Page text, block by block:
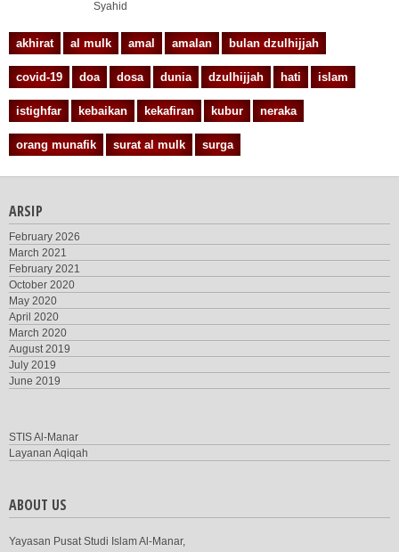
akhirat al mulk amal amalan bulan dzulhijjah
covid-19 doa dosa dunia dzulhijjah hati islam
istighfar kebaikan kekafiran kubur neraka
orang munafik surat al mulk surga
ARSIP
February 2026
March 2021
February 2021
October 2020
May 2020
April 2020
March 2020
August 2019
July 2019
June 2019
STIS Al-Manar
Layanan Aqiqah
ABOUT US
Yayasan Pusat Studi Islam Al-Manar,